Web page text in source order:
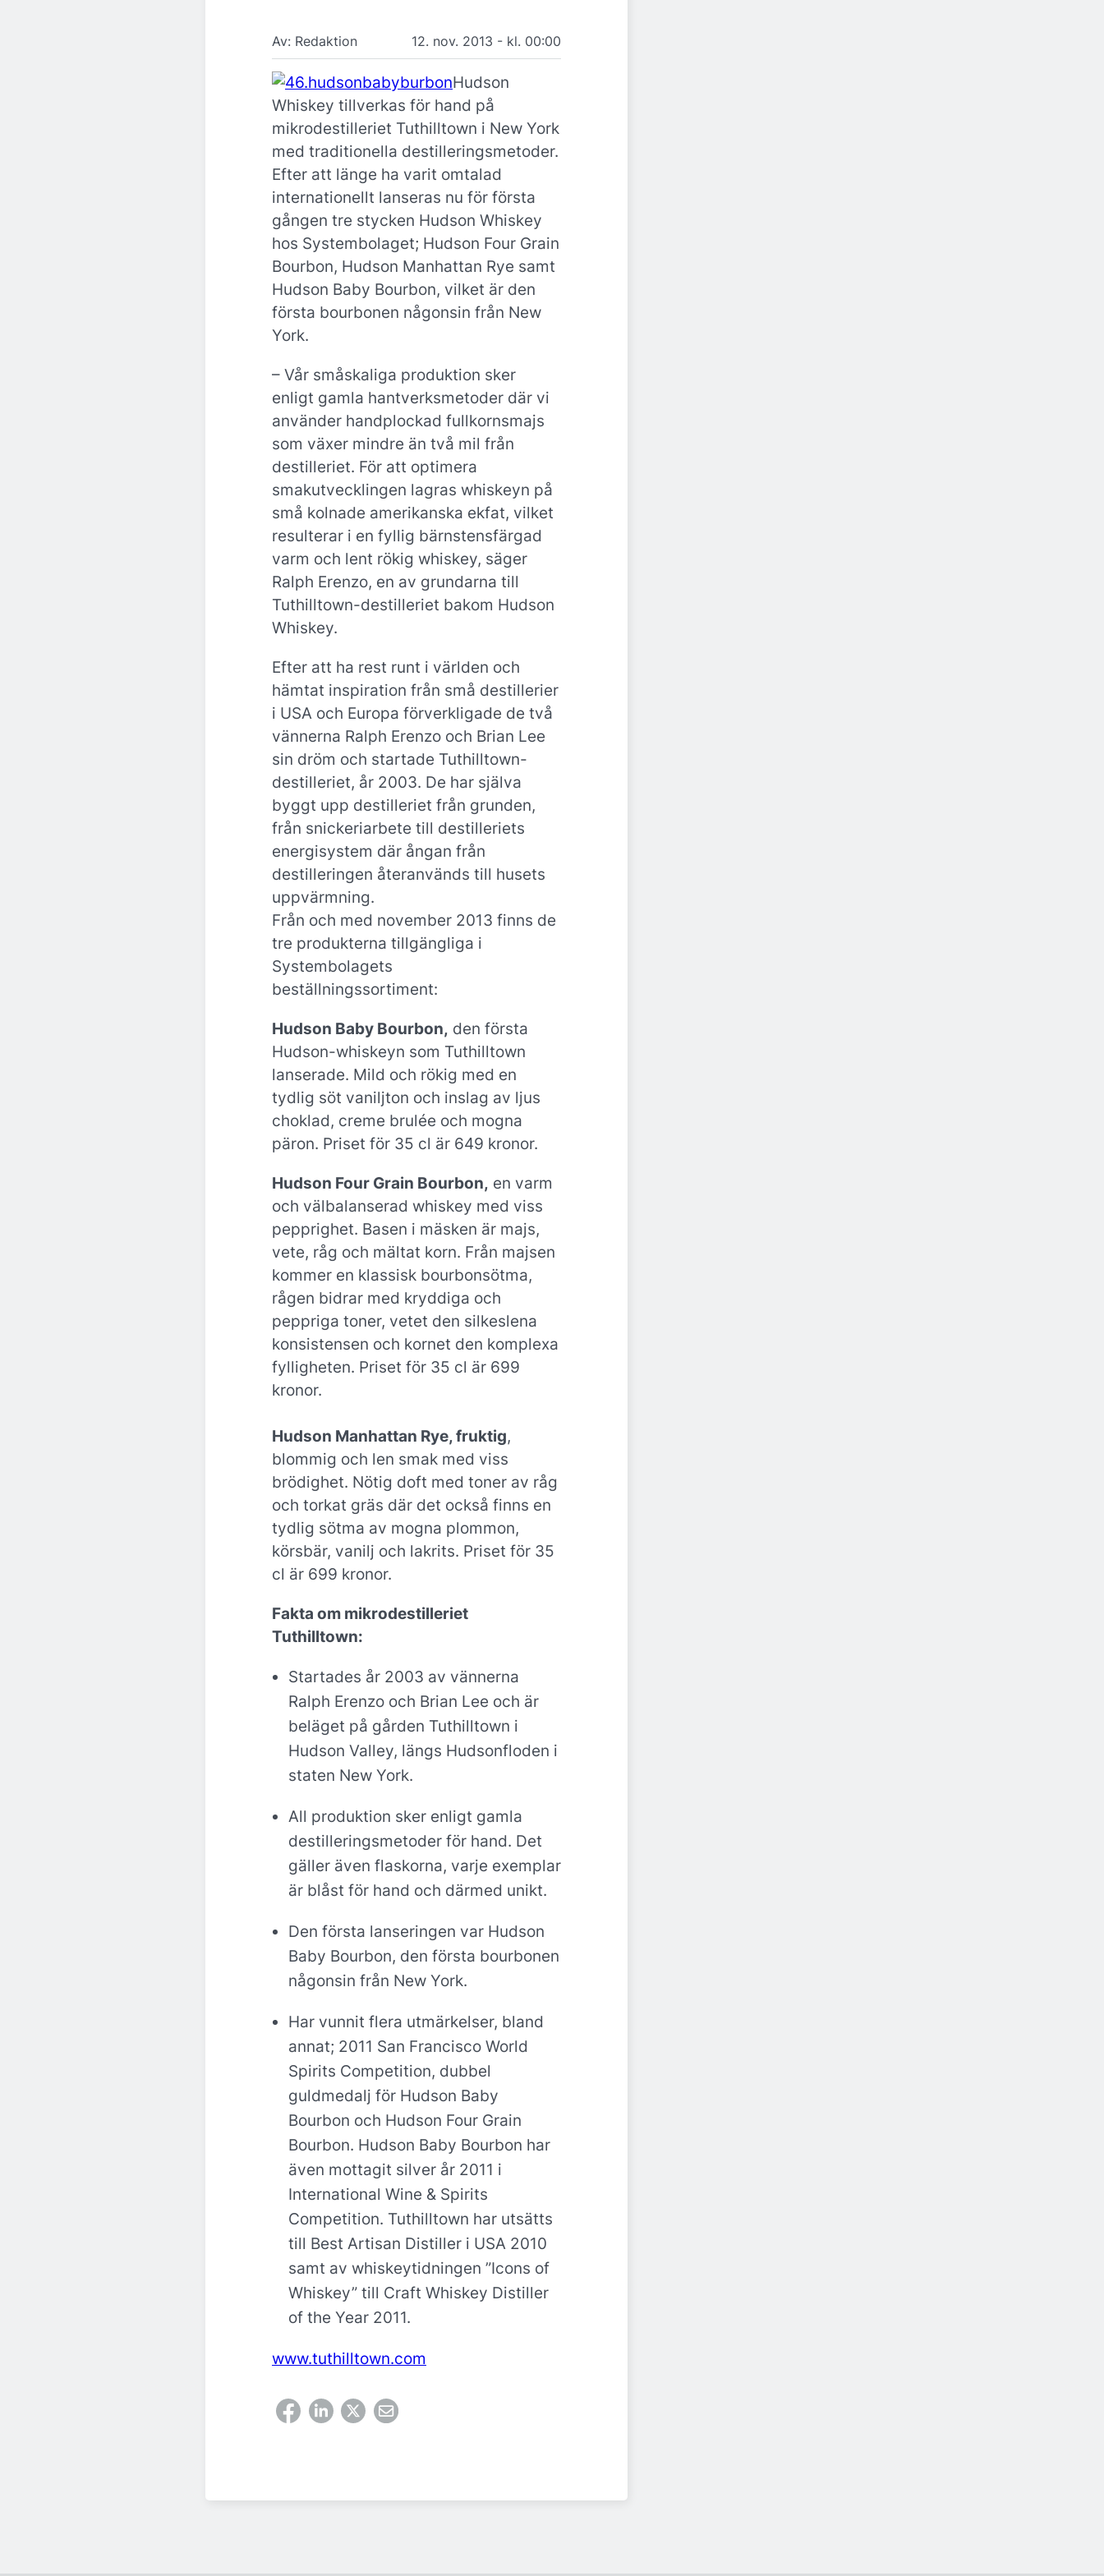
Av: Redaktion 12. nov. 2013 - kl. 00:00
Hudson
Whiskey tillverkas för hand på
mikrodestilleriet Tuthilltown i New York
med traditionella destilleringsmetoder.
Efter att länge ha varit omtalad
internationellt lanseras nu för första
gången tre stycken Hudson Whiskey
hos Systembolaget; Hudson Four Grain
Bourbon, Hudson Manhattan Rye samt
Hudson Baby Bourbon, vilket är den
första bourbonen någonsin från New
York.
– Vår småskaliga produktion sker
enligt gamla hantverksmetoder där vi
använder handplockad fullkornsmajs
som växer mindre än två mil från
destilleriet. För att optimera
smakutvecklingen lagras whiskeyn på
små kolnade amerikanska ekfat, vilket
resulterar i en fyllig bärnstensfärgad
varm och lent rökig whiskey, säger
Ralph Erenzo, en av grundarna till
Tuthilltown-destilleriet bakom Hudson
Whiskey.
Efter att ha rest runt i världen och
hämtat inspiration från små destillerier
i USA och Europa förverkligade de två
vännerna Ralph Erenzo och Brian Lee
sin dröm och startade Tuthilltown-
destilleriet, år 2003. De har själva
byggt upp destilleriet från grunden,
från snickeriarbete till destilleriets
energisystem där ångan från
destilleringen återanvänds till husets
uppvärmning.
Från och med november 2013 finns de
tre produkterna tillgängliga i
Systembolagets
beställningssortiment:
Hudson Baby Bourbon, den första
Hudson-whiskeyn som Tuthilltown
lanserade. Mild och rökig med en
tydlig söt vaniljton och inslag av ljus
choklad, creme brulée och mogna
päron. Priset för 35 cl är 649 kronor.
Hudson Four Grain Bourbon, en varm
och välbalanserad whiskey med viss
pepprighet. Basen i mäsken är majs,
vete, råg och mältat korn. Från majsen
kommer en klassisk bourbonsötma,
rågen bidrar med kryddiga och
peppriga toner, vetet den silkeslena
konsistensen och kornet den komplexa
fylligheten. Priset för 35 cl är 699
kronor.
Hudson Manhattan Rye, fruktig,
blommig och len smak med viss
brödighet. Nötig doft med toner av råg
och torkat gräs där det också finns en
tydlig sötma av mogna plommon,
körsbär, vanilj och lakrits. Priset för 35
cl är 699 kronor.
Fakta om mikrodestilleriet
Tuthilltown:
Startades år 2003 av vännerna
Ralph Erenzo och Brian Lee och är
beläget på gården Tuthilltown i
Hudson Valley, längs Hudsonfloden i
staten New York.
All produktion sker enligt gamla
destilleringsmetoder för hand. Det
gäller även flaskorna, varje exemplar
är blåst för hand och därmed unikt.
Den första lanseringen var Hudson
Baby Bourbon, den första bourbonen
någonsin från New York.
Har vunnit flera utmärkelser, bland
annat; 2011 San Francisco World
Spirits Competition, dubbel
guldmedalj för Hudson Baby
Bourbon och Hudson Four Grain
Bourbon. Hudson Baby Bourbon har
även mottagit silver år 2011 i
International Wine & Spirits
Competition. Tuthilltown har utsätts
till Best Artisan Distiller i USA 2010
samt av whiskeytidningen ”Icons of
Whiskey” till Craft Whiskey Distiller
of the Year 2011.
www.tuthilltown.com